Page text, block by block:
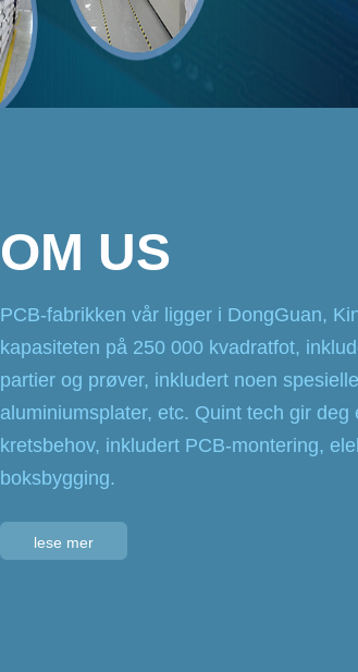
OM US
PCB-fabrikken vår ligger i DongGuan,
kapasiteten på 250 000 kvadratfot,
partier og prøver, inkludert noen
aluminiumsplater, etc. Quint tech gir
kretsbehov, inkludert PCB-montering,
boksbygging.
lese mer